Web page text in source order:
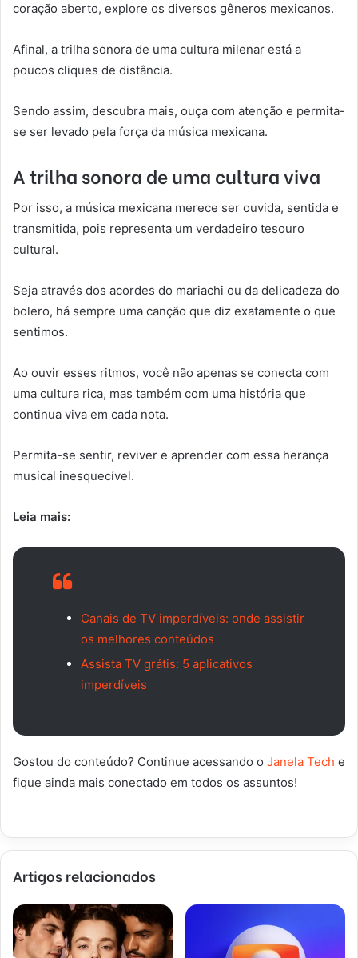
coração aberto, explore os diversos gêneros mexicanos.
Afinal, a trilha sonora de uma cultura milenar está a
poucos cliques de distância.
Sendo assim, descubra mais, ouça com atenção e permita-
se ser levado pela força da música mexicana.
A trilha sonora de uma cultura viva
Por isso, a música mexicana merece ser ouvida, sentida e
transmitida, pois representa um verdadeiro tesouro
cultural.
Seja através dos acordes do mariachi ou da delicadeza do
bolero, há sempre uma canção que diz exatamente o que
sentimos.
Ao ouvir esses ritmos, você não apenas se conecta com
uma cultura rica, mas também com uma história que
continua viva em cada nota.
Permita-se sentir, reviver e aprender com essa herança
musical inesquecível.
Leia mais:
Canais de TV imperdíveis: onde assistir
os melhores conteúdos
Assista TV grátis: 5 aplicativos
imperdíveis
Gostou do conteúdo? Continue acessando o Janela Tech e
fique ainda mais conectado em todos os assuntos!
Artigos relacionados